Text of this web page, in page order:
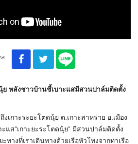
ย หลังชาวบ้านชี้เบาะแสมีสวนปาล์มติดตั้ง
เกาะระยะโตดนุ้ย ต.เกาะสาหร่าย อ.เมือง
แส”เกาะยะระโตดนุ้ย” มีสวนปาล์มติดตั้ง
ทางที่เราเดินทางด้วยเรือหัวโทงจากท่าเรือ